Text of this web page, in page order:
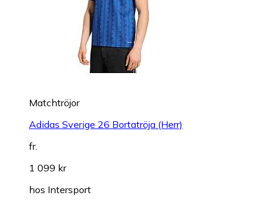
Matchtröjor
Adidas Sverige 26 Bortatröja (Herr)
fr.
1 099 kr
hos Intersport